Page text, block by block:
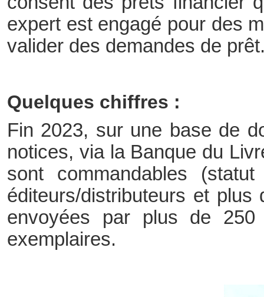
expert est engagé pour des
valider des demandes de
Quelques chiffres :
Fin 2023, sur une base de
notices, via la Banque du
sont commandables
éditeurs/distributeurs et
envoyées par plus de
exemplaires.